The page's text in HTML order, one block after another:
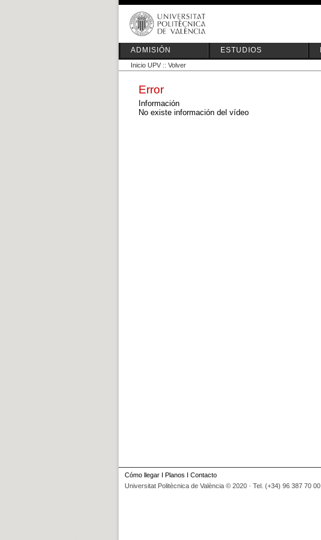
ADMISIÓN ESTUDIOS
Inicio UPV :: Volver
Error
Información
No existe información del vídeo
Cómo llegar I Planos I Contacto
Universitat Politècnica de València © 2020 · Tel. (+34) 96 387 70 00